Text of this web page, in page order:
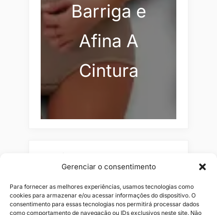
Gerenciar o consentimento
Para fornecer as melhores experiências, usamos tecnologias como
cookies para armazenar e/ou acessar informações do dispositivo. O
consentimento para essas tecnologias nos permitirá processar dados
como comportamento de navegação ou IDs exclusivos neste site. Não
Barriga e
Afina A
Cintura
Pesquisar